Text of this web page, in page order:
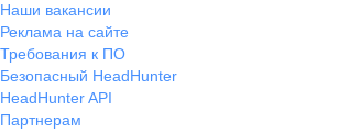
Наши вакансии
Реклама на сайте
Требования к ПО
Безопасный HeadHunter
HeadHunter API
Партнерам